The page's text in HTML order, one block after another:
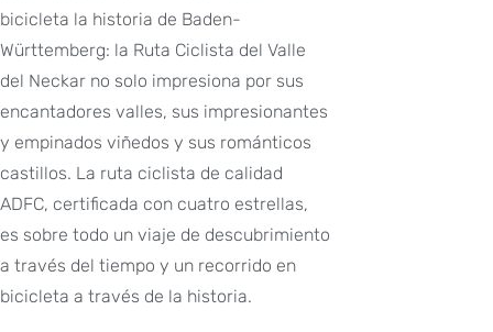
bicicleta la historia de Baden-
Württemberg: la Ruta Ciclista del Valle
del Neckar no solo impresiona por sus
encantadores valles, sus impresionantes
y empinados viñedos y sus románticos
castillos. La ruta ciclista de calidad
ADFC, certificada con cuatro estrellas,
es sobre todo un viaje de descubrimiento
a través del tiempo y un recorrido en
bicicleta a través de la historia.